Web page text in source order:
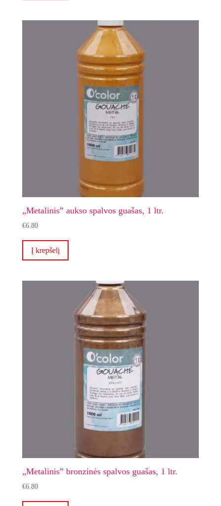
„Metalinis” aukso spalvos guašas, 1 ltr.
€6.80
Į krepšelį
„Metalinis” bronzinės spalvos guašas, 1 ltr.
€6.80